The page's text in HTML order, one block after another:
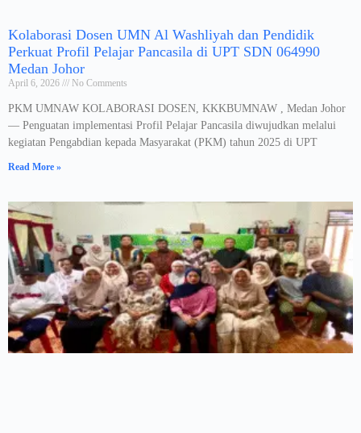
Kolaborasi Dosen UMN Al Washliyah dan Pendidik
Perkuat Profil Pelajar Pancasila di UPT SDN 064990
Medan Johor
April 6, 2026 No Comments
PKM UMNAW KOLABORASI DOSEN, KKKBUMNAW , Medan Johor
— Penguatan implementasi Profil Pelajar Pancasila diwujudkan melalui
kegiatan Pengabdian kepada Masyarakat (PKM) tahun 2025 di UPT
Read More »